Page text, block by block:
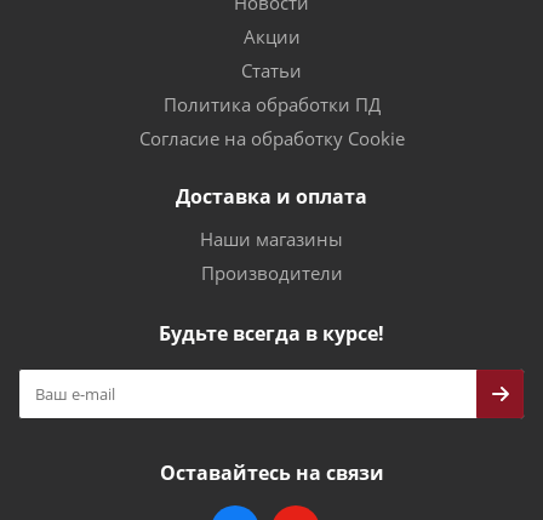
Акции
Статьи
Политика обработки ПД
Согласие на обработку Cookie
Доставка и оплата
Наши магазины
Производители
Будьте всегда в курсе!
Оставайтесь на связи